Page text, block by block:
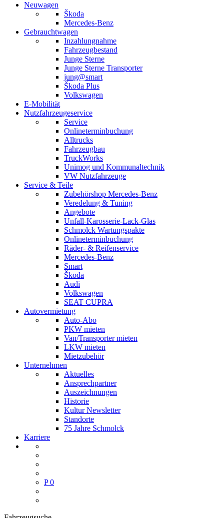
Neuwagen
Škoda
Mercedes-Benz
Gebrauchtwagen
Inzahlungnahme
Fahrzeugbestand
Junge Sterne
Junge Sterne Transporter
jung@smart
Škoda Plus
Volkswagen
E-Mobilität
Nutzfahrzeugeservice
Service
Onlineterminbuchung
Alltrucks
Fahrzeugbau
TruckWorks
Unimog und Kommunaltechnik
VW Nutzfahrzeuge
Service & Teile
Zubehörshop Mercedes-Benz
Veredelung & Tuning
Angebote
Unfall-Karosserie-Lack-Glas
Schmolck Wartungspakte
Onlineterminbuchung
Räder- & Reifenservice
Mercedes-Benz
Smart
Škoda
Audi
Volkswagen
SEAT CUPRA
Autovermietung
Auto-Abo
PKW mieten
Van/Transporter mieten
LKW mieten
Mietzubehör
Unternehmen
Aktuelles
Ansprechpartner
Auszeichnungen
Historie
Kultur Newsletter
Standorte
75 Jahre Schmolck
Karriere
P 0